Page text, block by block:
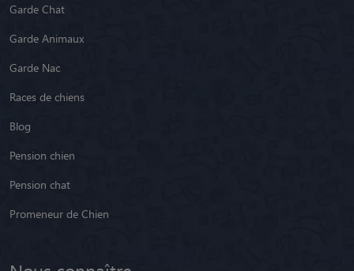
Garde Chat
Garde Animaux
Garde Nac
Races de chiens
Blog
Pension chien
Pension chat
Promeneur de Chien